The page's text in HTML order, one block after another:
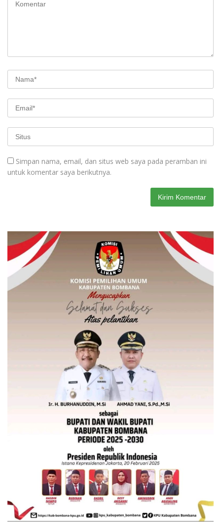
Simpan nama, email, dan situs web saya pada peramban ini
untuk komentar saya berikutnya.